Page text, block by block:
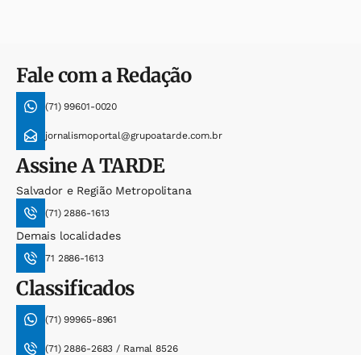
Fale com a Redação
(71) 99601-0020
jornalismoportal@grupoatarde.com.br
AssineA TARDE
Salvador e Região Metropolitana
(71) 2886-1613
Demais localidades
71 2886-1613
Classificados
(71) 99965-8961
(71) 2886-2683 / Ramal 8526